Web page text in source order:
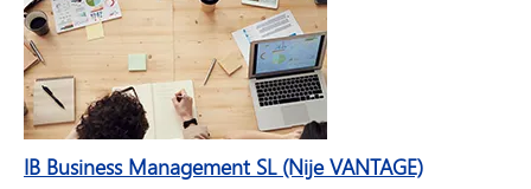
IB Business Management SL (Nije VANTAGE)